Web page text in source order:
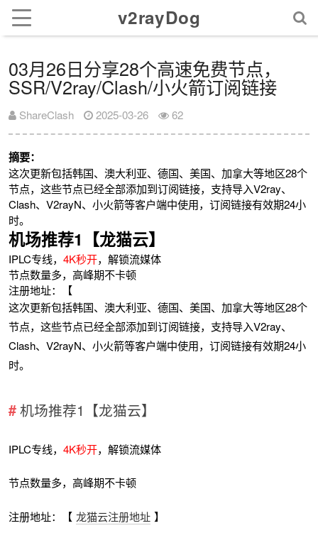
v2rayDog
03月26日分享28个高速免费节点，
SSR/V2ray/Clash/小火箭订阅链接
ShareClash 2025-03-26 62
摘要：
这次更新包括韩国、澳大利亚、德国、美国、加拿大等地区28个
节点，这些节点已经全部添加到订阅链接，支持导入V2ray、
Clash、V2rayN、小火箭等客户端中使用，订阅链接有效期24小
时。
机场推荐1【龙猫云】
IPLC专线，4K秒开，解锁流媒体
节点数量多，高峰期不卡顿
注册地址：【
这次更新包括韩国、澳大利亚、德国、美国、加拿大等地区28个
节点，这些节点已经全部添加到订阅链接，支持导入V2ray、
Clash、V2rayN、小火箭等客户端中使用，订阅链接有效期24小
时。
机场推荐1【龙猫云】
IPLC专线，4K秒开，解锁流媒体
节点数量多，高峰期不卡顿
注册地址：【 龙猫云注册地址 】